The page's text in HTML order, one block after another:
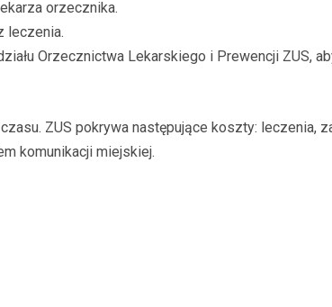
orzecznika.
leczenia.
Orzecznictwa Lekarskiego i Prewencji ZUS,
ZUS pokrywa następujące koszty: leczenia,
komunikacji miejskiej.